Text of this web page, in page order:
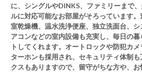
に、シングルやDINKS、ファミリーまで
ルに対応可能なお部屋がそろっています
室乾燥機、温水洗浄便座、独立洗面台、
アコンなどの室内設備も充実し、毎日の
トしてくれます。オートロックや防犯カ
ターホンも採用され、セキュリティ体制
クスもありますので、留守がちな方や、